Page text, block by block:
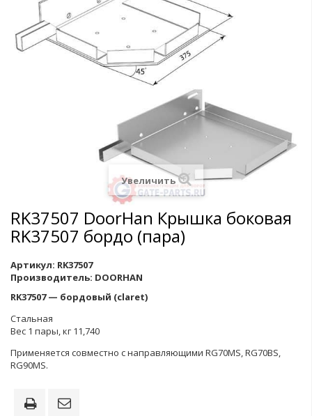
Увеличить
RK37507 DoorHan Крышка боковая
RK37507 бордо (пара)
Артикул: RK37507
Производитель: DOORHAN
RK37507 — бордовый (claret)
Cтальная
Вес 1 пары, кг 11,740
Применяется совместно с направляющими RG70MS, RG70BS,
RG90MS.